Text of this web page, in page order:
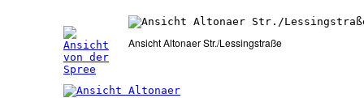
Ansicht Altonaer Str./Lessingstraße